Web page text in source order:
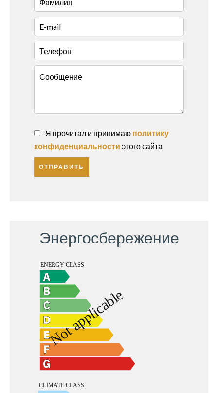
Я прочитал и принимаю политику
конфиденциальности этого сайта
ОТПРАВИТЬ
Энергосбережение